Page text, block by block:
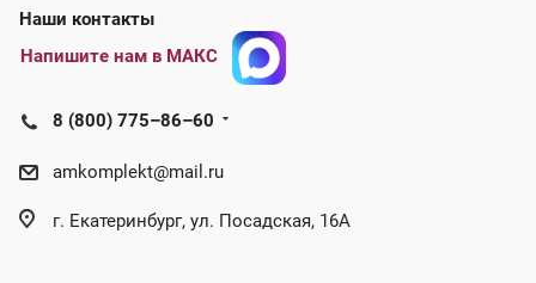
Наши контакты
Напишите нам в МАКС
8 (800) 775–86–60
amkomplekt@mail.ru
г. Екатеринбург, ул. Посадская, 16А